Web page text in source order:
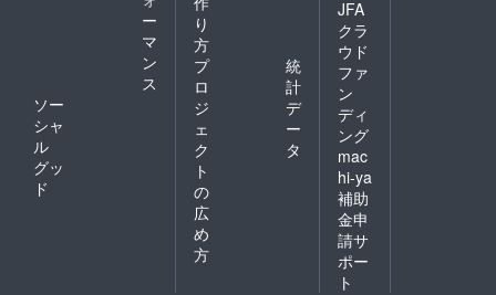
ー
マ
ン
ス
ソー
シャ
ル
グッ
ド
り
方
プ
ロ
ジ
ェ
ク
ト
の
広
め
方
統
計
デ
ー
タ
JFA
クラ
ウド
ファ
ン
ディ
ング
mac
hi-ya
補助
金申
請サ
ポー
ト